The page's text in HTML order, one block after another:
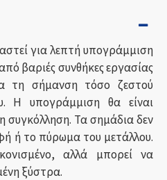
για λεπτή υπογράμμιση
βαριές συνθήκες εργασίας
τη σήμανση τόσο ζεστού
Η υπογράμμιση θα είναι
Τα σημάδια δεν
ή το πύρωμα του μετάλλου.
αλλά μπορεί να
ξύστρα.